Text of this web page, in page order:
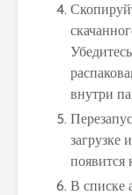
внутри
загрузке
появится
В списке